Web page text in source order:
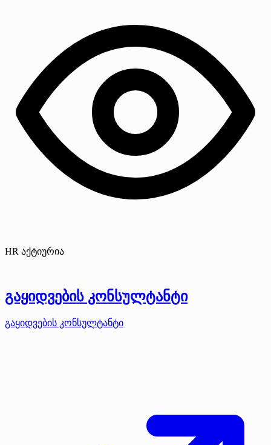
HR აქტიურია
გაყიდვების კონსულტანტი
გაყიდვების კონსულტანტი